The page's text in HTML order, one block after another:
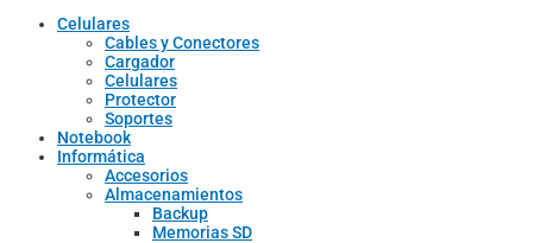
Celulares
Cables y Conectores
Cargador
Celulares
Protector
Soportes
Notebook
Informática
Accesorios
Almacenamientos
Backup
Memorias SD